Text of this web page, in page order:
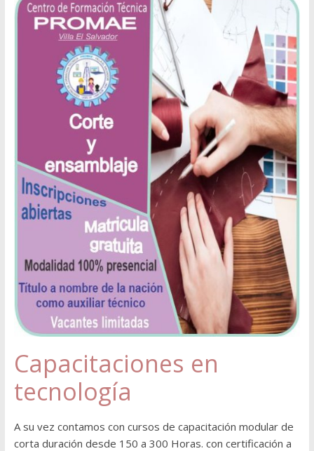
Capacitaciones en
tecnología
A su vez contamos con cursos de capacitación modular de
corta duración desde 150 a 300 Horas. con certificación a